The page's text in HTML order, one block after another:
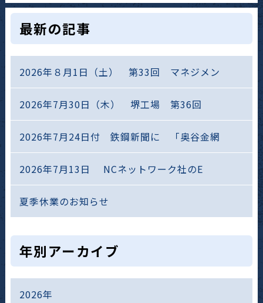
最新の記事
2026年８月1日（土） 第33回 マネジメン
2026年7月30日（木） 堺工場 第36回
2026年7月24日付 鉄鋼新聞に 「奥谷金網
2026年7月13日 NCネットワーク社のE
夏季休業のお知らせ
年別アーカイブ
2026年